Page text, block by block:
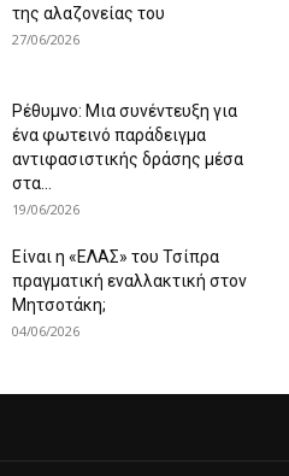
της αλαζονείας του
27/06/2026
Ρέθυμνο: Μια συνέντευξη για
ένα φωτεινό παράδειγμα
αντιφασιστικής δράσης μέσα
στα...
19/06/2026
Είναι η «ΕΛΑΣ» του Τσίπρα
πραγματική εναλλακτική στον
Μητσοτάκη;
04/06/2026